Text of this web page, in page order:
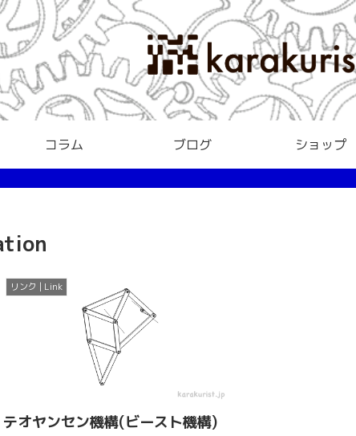
コラム ブログ ショップ
リンク | Link
テオヤンセン機構(ビースト機構)